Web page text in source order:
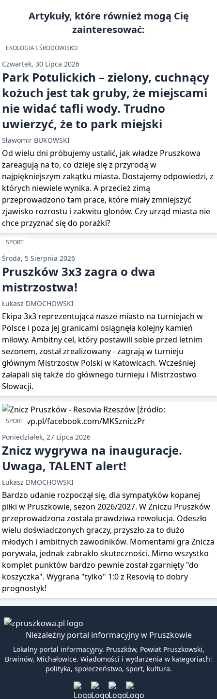
Artykuły, które również mogą Cię
zainteresować:
EKOLOGIA I ŚRODOWISKO
Czwartek, 30 Lipca 2026
Park Potulickich – zielony, cuchnący
kożuch jest tak gruby, że miejscami
nie widać tafli wody. Trudno
uwierzyć, że to park miejski
Sławomir BUKOWSKI
Od wielu dni próbujemy ustalić, jak władze Pruszkowa
zareagują na to, co dzieje się z przyrodą w
najpiękniejszym zakątku miasta. Dostajemy odpowiedzi, z
których niewiele wynika. A przecież zimą
przeprowadzono tam prace, które miały zmniejszyć
zjawisko rozrostu i zakwitu glonów. Czy urząd miasta nie
chce przyznać się do porażki?
SPORT
Środa, 5 Sierpnia 2026
Pruszków 3x3 zagra o dwa
mistrzostwa!
Łukasz DMOCHOWSKI
Ekipa 3x3 reprezentująca nasze miasto na turniejach w
Polsce i poza jej granicami osiągnęła kolejny kamień
milowy. Ambitny cel, który postawili sobie przed letnim
sezonem, został zrealizowany - zagrają w turnieju
głównym Mistrzostw Polski w Katowicach. Wcześniej
załapali się także do głównego turnieju i Mistrzostwo
Słowacji.
SPORT
Poniedziałek, 27 Lipca 2026
Znicz wygrywa na inauguracje.
Uwaga, TALENT alert!
Łukasz DMOCHOWSKI
Bardzo udanie rozpoczął się, dla sympatyków kopanej
piłki w Pruszkowie, sezon 2026/2027. W Zniczu Pruszków
przeprowadzona została prawdziwa rewolucja. Odeszło
wielu doświadczonych graczy, przyszło za to dużo
młodych i ambitnych zawodników. Momentami gra Znicza
porywała, jednak zabrakło skuteczności. Mimo wszystko
komplet punktów bardzo pewnie został zgarnięty "do
koszyczka". Wygrana "tylko" 1:0 z Resovią to dobry
prognostyk!
Niezależny portal informacyjny w Pruszkowie
Lokalny portal informacyjny. Pruszków, Powiat Pruszkowski,
Brwinów, Michałowice. Wiadomości i wydarzenia w kategoriach:
polityka, społeczeństwo, sport, kultura.